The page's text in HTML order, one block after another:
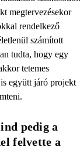
megtervezésekor
rendelkező
számított
tudta, hogy egy
tetemes
együtt járó projekt
pedig a
felvette a